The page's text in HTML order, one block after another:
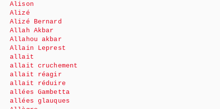
Alison
Alizé
Alizé Bernard
Allah Akbar
Allahou akbar
Allain Leprest
allait
allait cruchement
allait réagir
allait réduire
allées Gambetta
allées glauques